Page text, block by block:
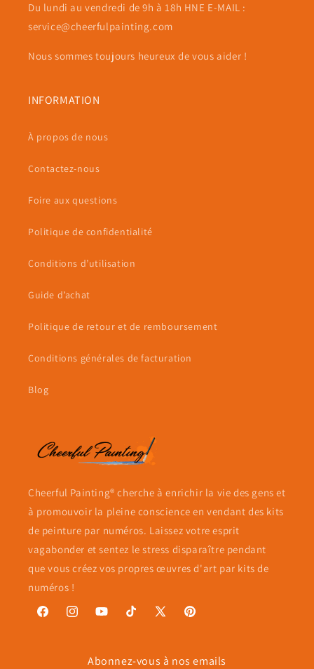
Du lundi au vendredi de 9h à 18h HNE E-MAIL :
service@cheerfulpainting.com
Nous sommes toujours heureux de vous aider !
INFORMATION
À propos de nous
Contactez-nous
Foire aux questions
Politique de confidentialité
Conditions d’utilisation
Guide d’achat
Politique de retour et de remboursement
Conditions générales de facturation
Blog
Cheerful Painting® cherche à enrichir la vie des gens et
à promouvoir la pleine conscience en vendant des kits
de peinture par numéros. Laissez votre esprit
vagabonder et sentez le stress disparaître pendant
que vous créez vos propres œuvres d'art par kits de
numéros !
FacebookInstagramYouTubeTikTok
X
Pinterest
Abonnez-vous à nos emails